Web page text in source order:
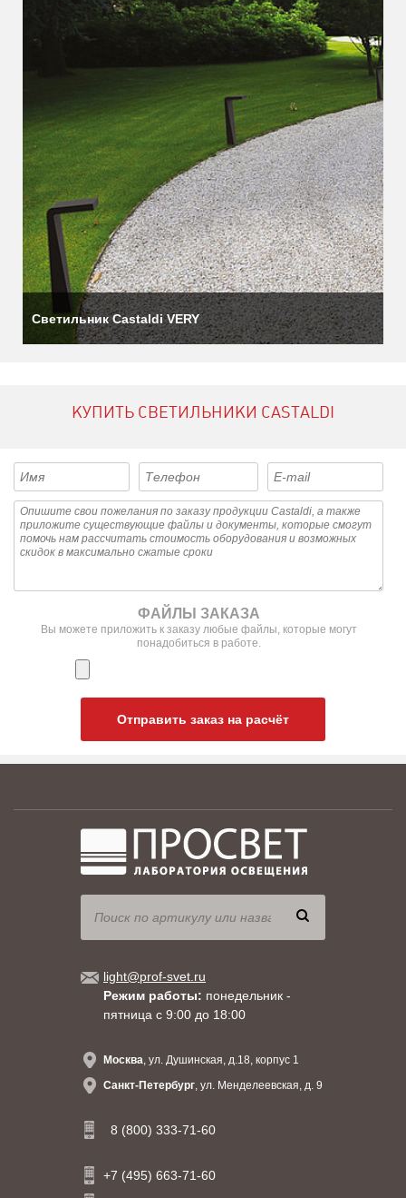
Светильник Castaldi VERY
КУПИТЬ СВЕТИЛЬНИКИ CASTALDI
ФАЙЛЫ ЗАКАЗА
Вы можете приложить к заказу любые файлы, которые могут
понадобиться в работе.
Отправить заказ на расчёт
light@prof-svet.ru
Режим работы: понедельник -
пятница с 9:00 до 18:00
Москва, ул. Душинская, д.18, корпус 1
Санкт-Петербург, ул. Менделеевская, д. 9
8 (800) 333-71-60
+7 (495) 663-71-60